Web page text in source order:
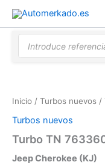
contenido
Búsqueda
Inicio / Turbos nuevos /
Turbos nuevos
Turbo TN
Jeep Cherokee (KJ)